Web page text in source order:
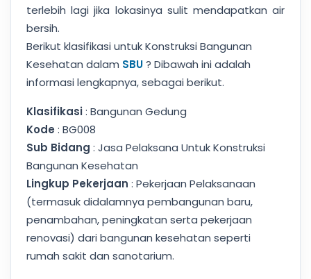
terlebih lagi jika lokasinya sulit mendapatkan air
bersih.
Berikut klasifikasi untuk Konstruksi Bangunan
Kesehatan dalam SBU? Dibawah ini adalah
informasi lengkapnya, sebagai berikut.
Klasifikasi: Bangunan Gedung
Kode : BG008
Sub Bidang : Jasa Pelaksana Untuk Konstruksi
Bangunan Kesehatan
Lingkup Pekerjaan : Pekerjaan Pelaksanaan
(termasuk didalamnya pembangunan baru,
penambahan, peningkatan serta pekerjaan
renovasi) dari bangunan kesehatan seperti
rumah sakit dan sanotarium.